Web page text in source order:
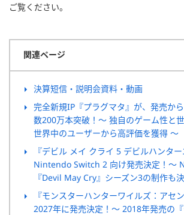
ご覧ください。
関連ページ
決算短信・説明会資料・動画
完全新規IP『プラグマタ』が、発売か
数200万本突破！ ～ 独自のゲーム性と
世界中のユーザーから高評価を獲得 ～
『デビル メイ クライ 5 デビルハンター
Nintendo Switch 2 向け発売決定！ ～
『Devil May Cry』シーズン3の制作も
『モンスターハンターワイルズ：アセン
2027年に発売決定！ ～ 2018年発売の